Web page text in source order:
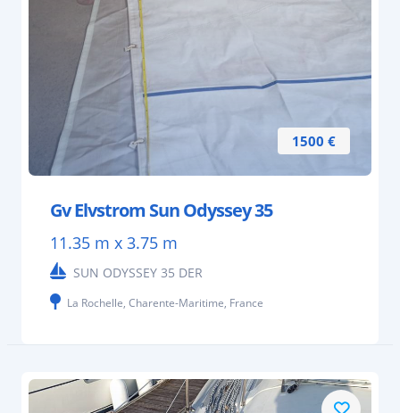
1500 €
Gv Elvstrom Sun Odyssey 35
11.35 m x 3.75 m
SUN ODYSSEY 35 DER
La Rochelle, Charente-Maritime, France